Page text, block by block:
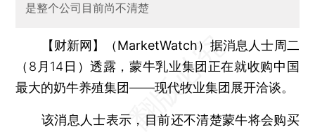
是整个公司目前尚不清楚
【财新网】（MarketWatch）据消息人士周二
（8月14日）透露，蒙牛乳业集团正在就收购中国
最大的奶牛养殖集团——现代牧业集团展开洽谈。
该消息人士表示，目前还不清楚蒙牛将会购买